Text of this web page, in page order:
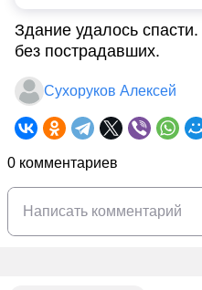
Здание удалось
без пострадавших.
Сухоруков Алексей
0 комментариев